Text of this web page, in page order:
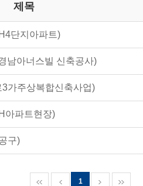
제목
단지아파트)
남아너스빌 신축공사)
가주상복합신축사업)
아파트현장)
구)
1